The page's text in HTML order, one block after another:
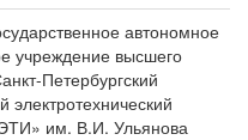
автономное
учреждение высшего
Петербургский
электротехнический
им. В.И. Ульянова